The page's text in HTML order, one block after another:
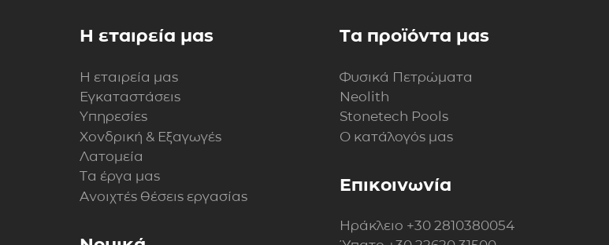
Η εταιρεία μας
Η εταιρεία μας
Εγκαταστάσεις
Υπηρεσίες
Χονδρική & Εξαγωγές
Λατομεία
Τα έργα μας
Ανοιχτές θέσεις εργασίας
Τα προϊόντα μας
Φυσικά Πετρώματα
Neolith
Stonetech Pools
Ο κατάλογός μας
Επικοινωνία
Ηράκλειο +30 2810380054